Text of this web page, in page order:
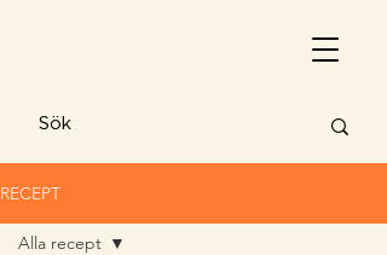
RECEPT
Alla recept